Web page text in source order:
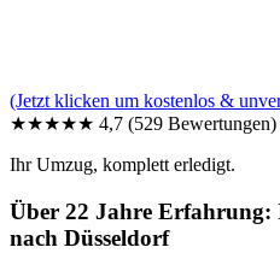
(Jetzt klicken um kostenlos &
★★★★★ 4,7 (529 Bewertungen)
Ihr Umzug, komplett erledigt.
Über 22 Jahre
nach Düsseldorf